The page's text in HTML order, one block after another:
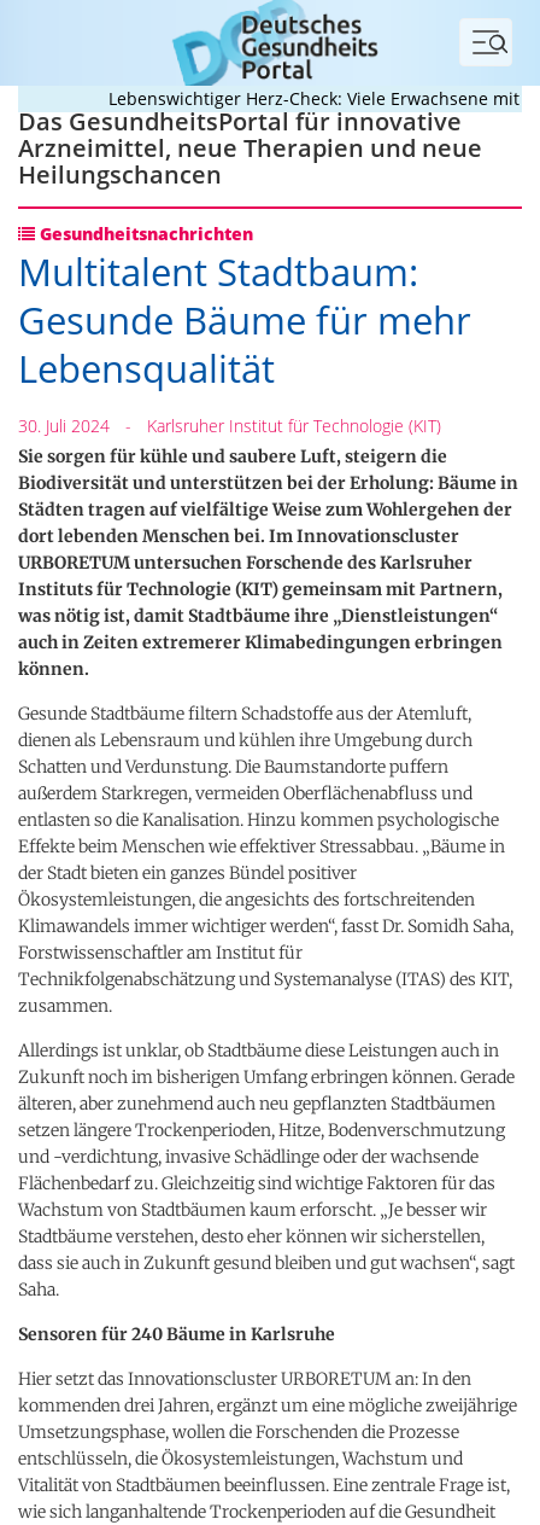
Menü
Lebenswichtiger Herz-Check: Viele Erwachsene mit
Das GesundheitsPortal für innovative
Arzneimittel, neue Therapien und neue
Heilungschancen
Gesundheitsnachrichten
Multitalent Stadtbaum:
Gesunde Bäume für mehr
Lebensqualität
30. Juli 2024 - Karlsruher Institut für Technologie (KIT)
Sie sorgen für kühle und saubere Luft, steigern die
Biodiversität und unterstützen bei der Erholung: Bäume in
Städten tragen auf vielfältige Weise zum Wohlergehen der
dort lebenden Menschen bei. Im Innovationscluster
URBORETUM untersuchen Forschende des Karlsruher
Instituts für Technologie (KIT) gemeinsam mit Partnern,
was nötig ist, damit Stadtbäume ihre „Dienstleistungen“
auch in Zeiten extremerer Klimabedingungen erbringen
können.
Gesunde Stadtbäume filtern Schadstoffe aus der Atemluft,
dienen als Lebensraum und kühlen ihre Umgebung durch
Schatten und Verdunstung. Die Baumstandorte puffern
außerdem Starkregen, vermeiden Oberflächenabfluss und
entlasten so die Kanalisation. Hinzu kommen psychologische
Effekte beim Menschen wie effektiver Stressabbau. „Bäume in
der Stadt bieten ein ganzes Bündel positiver
Ökosystemleistungen, die angesichts des fortschreitenden
Klimawandels immer wichtiger werden“, fasst Dr. Somidh Saha,
Forstwissenschaftler am Institut für
Technikfolgenabschätzung und Systemanalyse (ITAS) des KIT,
zusammen.
Allerdings ist unklar, ob Stadtbäume diese Leistungen auch in
Zukunft noch im bisherigen Umfang erbringen können. Gerade
älteren, aber zunehmend auch neu gepflanzten Stadtbäumen
setzen längere Trockenperioden, Hitze, Bodenverschmutzung
und -verdichtung, invasive Schädlinge oder der wachsende
Flächenbedarf zu. Gleichzeitig sind wichtige Faktoren für das
Wachstum von Stadtbäumen kaum erforscht. „Je besser wir
Stadtbäume verstehen, desto eher können wir sicherstellen,
dass sie auch in Zukunft gesund bleiben und gut wachsen“, sagt
Saha.
Sensoren für 240 Bäume in Karlsruhe
Hier setzt das Innovationscluster URBORETUM an: In den
kommenden drei Jahren, ergänzt um eine mögliche zweijährige
Umsetzungsphase, wollen die Forschenden die Prozesse
entschlüsseln, die Ökosystemleistungen, Wachstum und
Vitalität von Stadtbäumen beeinflussen. Eine zentrale Frage ist,
wie sich langanhaltende Trockenperioden auf die Gesundheit